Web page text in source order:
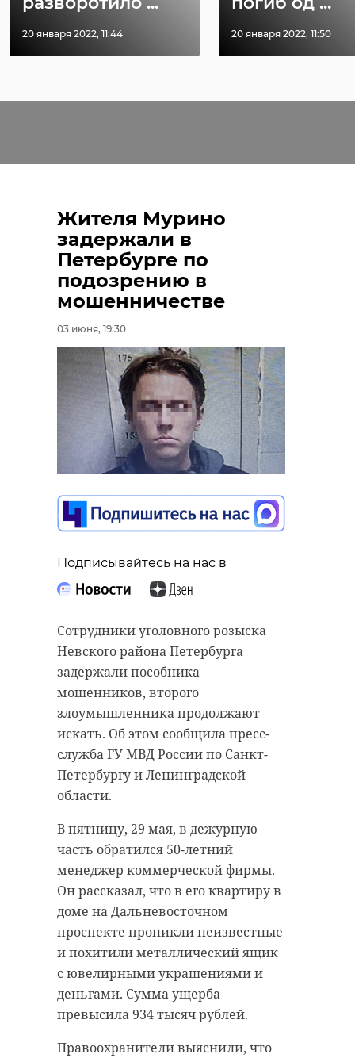
20 января 2022, 11:44 20 января 2022, 11:50
Жителя Мурино
задержали в
Петербурге по
подозрению в
мошенничестве
03 июня, 19:30
Подписывайтесь на нас в
Сотрудники уголовного розыска
Невского района Петербурга
задержали пособника
мошенников, второго
злоумышленника продолжают
искать. Об этом сообщила пресс-
служба ГУ МВД России по Санкт-
Петербургу и Ленинградской
области.
В пятницу, 29 мая, в дежурную
часть обратился 50-летний
менеджер коммерческой фирмы.
Он рассказал, что в его квартиру в
доме на Дальневосточном
проспекте проникли неизвестные
и похитили металлический ящик
с ювелирными украшениями и
деньгами. Сумма ущерба
превысила 934 тысяч рублей.
Правоохранители выяснили, что